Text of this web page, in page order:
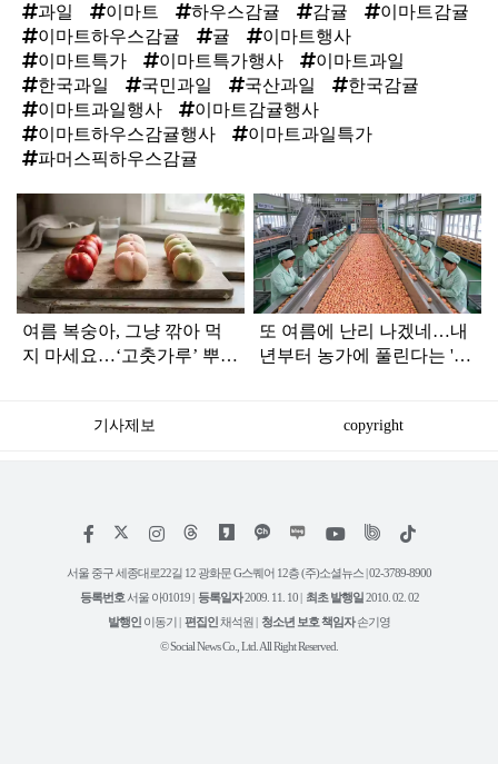
과일 이마트 하우스감귤 감귤
이마트감귤
이마트하우스감귤
귤
이마트행사
이마트특가
이마트특가행사
이마트과일
한국과일
국민과일 국산과일
한국감귤
이마트과일행사
이마트감귤행사
이마트하우스감귤행사
이마트과일특가
파머스픽하우스감귤
탑
라
인
여름 복숭아, 그냥 깎아 먹
지 마세요…‘고춧가루’ 뿌리
또 여름에 난리 나겠네…내
년부터 농가에 풀린다는 '신
기사제보 copyright
페
스
인
타
램
위
트
유
튜
틱
서울 중구 세종대로22길 12 광화문 G스퀘어 12층 (주)소셜뉴스 | 02-3789-8900
등록번호서울 아01019 | 등록일자2009. 11. 10 | 최초 발행일 2010. 02. 02
발행인 이동기 | 편집인채석원 | 청소년 보호 책임자손기영
© Social News Co., Ltd. All Right Reserved.